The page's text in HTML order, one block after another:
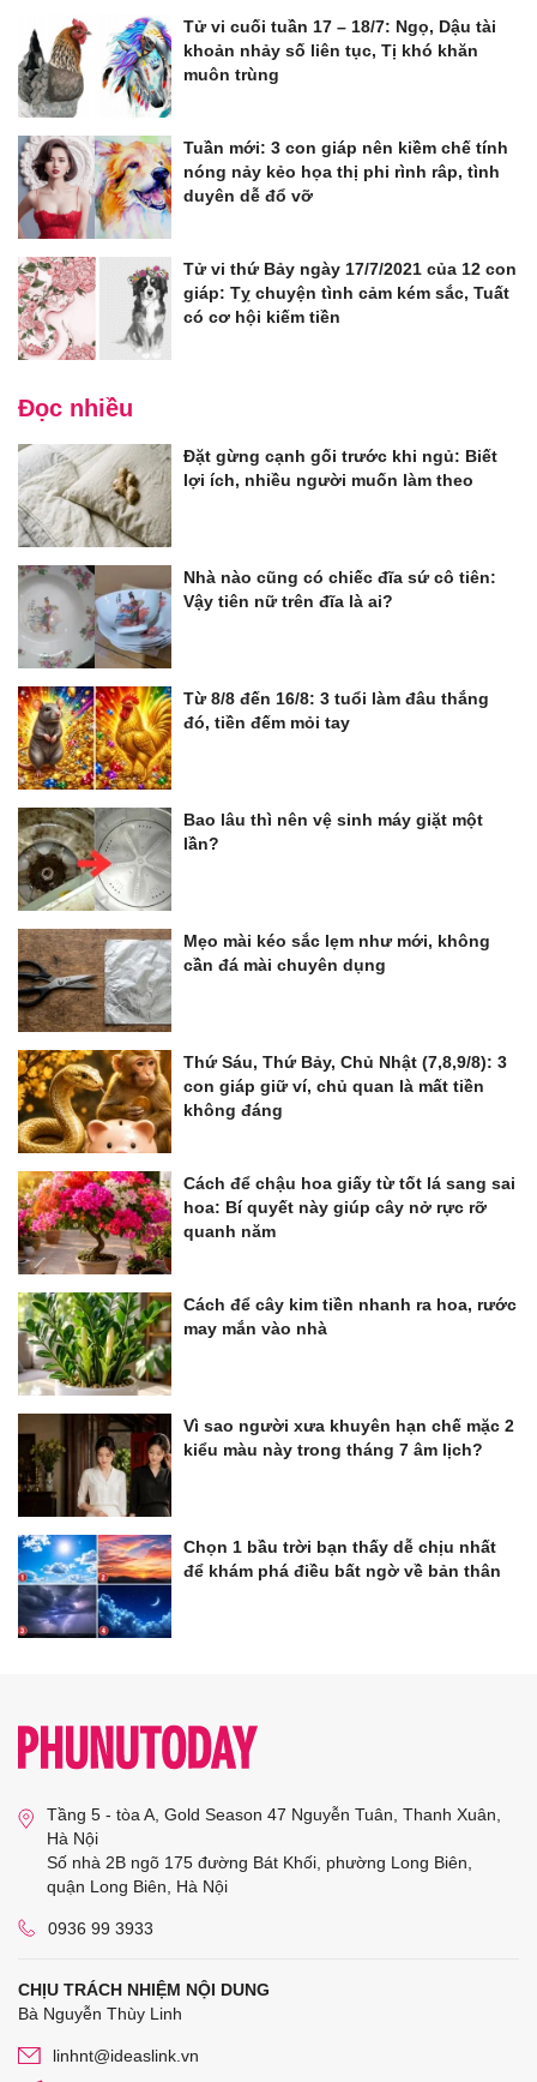
Tử vi cuối tuần 17 – 18/7: Ngọ, Dậu tài
khoản nhảy số liên tục, Tị khó khăn
muôn trùng
Tuần mới: 3 con giáp nên kiềm chế tính
nóng nảy kẻo họa thị phi rình râp, tình
duyên dễ đổ vỡ
Tử vi thứ Bảy ngày 17/7/2021 của 12 con
giáp: Tỵ chuyện tình cảm kém sắc, Tuất
có cơ hội kiếm tiền
Đọc nhiều
Đặt gừng cạnh gối trước khi ngủ: Biết
lợi ích, nhiều người muốn làm theo
Nhà nào cũng có chiếc đĩa sứ cô tiên:
Vậy tiên nữ trên đĩa là ai?
Từ 8/8 đến 16/8: 3 tuổi làm đâu thắng
đó, tiền đếm mỏi tay
Bao lâu thì nên vệ sinh máy giặt một
lần?
Mẹo mài kéo sắc lẹm như mới, không
cần đá mài chuyên dụng
Thứ Sáu, Thứ Bảy, Chủ Nhật (7,8,9/8): 3
con giáp giữ ví, chủ quan là mất tiền
không đáng
Cách để chậu hoa giấy từ tốt lá sang sai
hoa: Bí quyết này giúp cây nở rực rỡ
quanh năm
Cách để cây kim tiền nhanh ra hoa, rước
may mắn vào nhà
Vì sao người xưa khuyên hạn chế mặc 2
kiểu màu này trong tháng 7 âm lịch?
Chọn 1 bầu trời bạn thấy dễ chịu nhất
để khám phá điều bất ngờ về bản thân
Tầng 5 - tòa A, Gold Season 47 Nguyễn Tuân, Thanh Xuân,
Hà Nội
Số nhà 2B ngõ 175 đường Bát Khối, phường Long Biên,
quận Long Biên, Hà Nội
0936 99 3933
CHỊU TRÁCH NHIỆM NỘI DUNG
Bà Nguyễn Thùy Linh
linhnt@ideaslink.vn